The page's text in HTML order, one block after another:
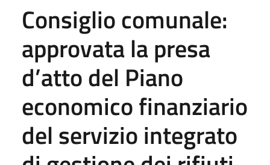
Consiglio comunale:
approvata la presa
d’atto del Piano
economico finanziario
del servizio integrato